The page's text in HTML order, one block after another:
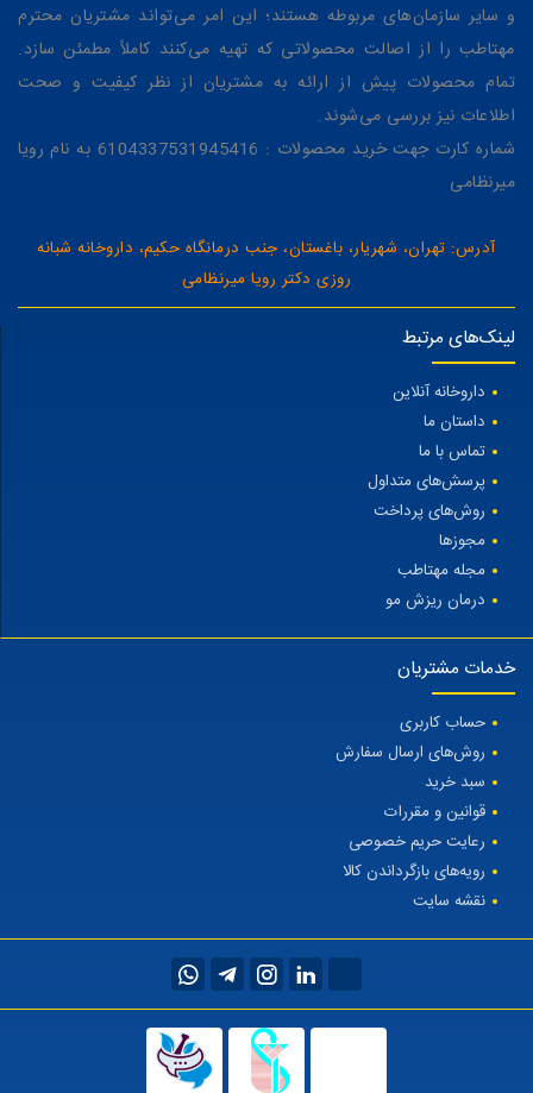
و سایر سازمان‌های مربوطه هستند؛ این امر می‌تواند مشتریان محترم
مهتاطب را از اصالت محصولاتی که تهیه می‌کنند کاملاً مطمئن سازد.
تمام محصولات پیش از ارائه به مشتریان از نظر کیفیت و صحت
اطلاعات نیز بررسی می‌شوند.
شماره کارت جهت خرید محصولات : 6104337531945416 به نام رویا
میرنظامی
آدرس: تهران، شهریار، باغستان، جنب درمانگاه حکیم، داروخانه شبانه
روزی دکتر رویا میرنظامی
لینک‌های مرتبط
داروخانه آنلاین
داستان ما
تماس با ما
پرسش‌های متداول
روش‌های پرداخت
مجوزها
مجله مهتاطب
درمان ریزش مو
خدمات مشتریان
حساب کاربری
روش‌های ارسال سفارش
سبد خرید
قوانین و مقررات
رعایت حریم خصوصی
رویه‌های بازگرداندن کالا
نقشه سایت